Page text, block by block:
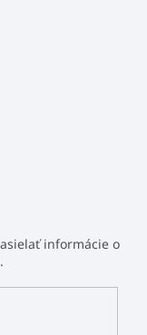
informácie o